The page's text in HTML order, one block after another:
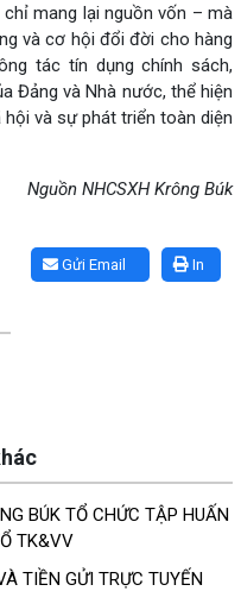
mang lại nguồn vốn – mà
và cơ hội đổi đời cho hàng
tác tín dụng chính sách,
Đảng và Nhà nước, thể hiện
và sự phát triển toàn diện
Nguồn NHCSXH Krông Búk
In
Gửi Email
BÚK TỔ CHỨC TẬP HUẤN
TK&VV
TIỀN GỬI TRỰC TUYẾN